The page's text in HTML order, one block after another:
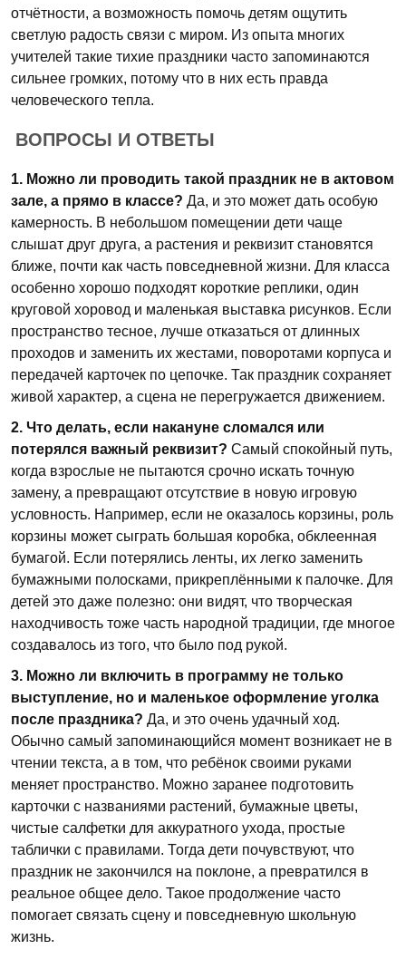
отчётности, а возможность помочь детям ощутить
светлую радость связи с миром. Из опыта многих
учителей такие тихие праздники часто запоминаются
сильнее громких, потому что в них есть правда
человеческого тепла.
ВОПРОСЫ И ОТВЕТЫ
1. Можно ли проводить такой праздник не в актовом
зале, а прямо в классе? Да, и это может дать особую
камерность. В небольшом помещении дети чаще
слышат друг друга, а растения и реквизит становятся
ближе, почти как часть повседневной жизни. Для класса
особенно хорошо подходят короткие реплики, один
круговой хоровод и маленькая выставка рисунков. Если
пространство тесное, лучше отказаться от длинных
проходов и заменить их жестами, поворотами корпуса и
передачей карточек по цепочке. Так праздник сохраняет
живой характер, а сцена не перегружается движением.
2. Что делать, если накануне сломался или
потерялся важный реквизит? Самый спокойный путь,
когда взрослые не пытаются срочно искать точную
замену, а превращают отсутствие в новую игровую
условность. Например, если не оказалось корзины, роль
корзины может сыграть большая коробка, обклеенная
бумагой. Если потерялись ленты, их легко заменить
бумажными полосками, прикреплёнными к палочке. Для
детей это даже полезно: они видят, что творческая
находчивость тоже часть народной традиции, где многое
создавалось из того, что было под рукой.
3. Можно ли включить в программу не только
выступление, но и маленькое оформление уголка
после праздника? Да, и это очень удачный ход.
Обычно самый запоминающийся момент возникает не в
чтении текста, а в том, что ребёнок своими руками
меняет пространство. Можно заранее подготовить
карточки с названиями растений, бумажные цветы,
чистые салфетки для аккуратного ухода, простые
таблички с правилами. Тогда дети почувствуют, что
праздник не закончился на поклоне, а превратился в
реальное общее дело. Такое продолжение часто
помогает связать сцену и повседневную школьную
жизнь.